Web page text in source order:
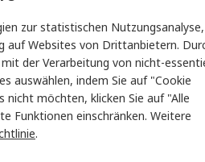
zur statistischen
auf Websites von Drittanbietern.
der Verarbeitung von nicht-
auswählen, indem Sie auf "Cookie
nicht möchten, klicken Sie auf "Alle
Funktionen einschränken. Weitere
.